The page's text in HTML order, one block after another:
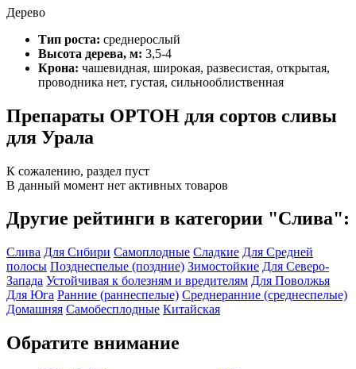
Дерево
Тип роста: среднерослый
Высота дерева, м: 3,5-4
Крона: чашевидная, широкая, развесистая, открытая,
проводника нет, густая, сильнооблиственная
Препараты ОРТОН для сортов сливы
для Урала
К сожалению, раздел пуст
В данный момент нет активных товаров
Другие рейтинги в категории "Слива":
Слива Для Сибири Самоплодные Сладкие Для Средней
полосы Позднеспелые (поздние) Зимостойкие Для Северо-
Запада Устойчивая к болезням и вредителям Для Поволжья
Для Юга Ранние (раннеспелые) Среднеранние (среднеспелые)
Домашняя Самобесплодные Китайская
Обратите внимание